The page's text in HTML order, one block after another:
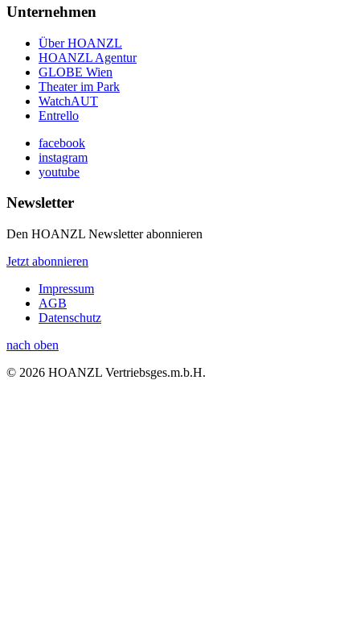
Unternehmen
Über HOANZL
HOANZL Agentur
GLOBE Wien
Theater im Park
WatchAUT
Entrello
facebook
instagram
youtube
Newsletter
Den HOANZL Newsletter abonnieren
Jetzt abonnieren
Impressum
AGB
Datenschutz
nach oben
© 2026 HOANZL Vertriebsges.m.b.H.